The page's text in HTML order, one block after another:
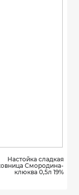
Настойка сладкая
Смородина-
клюква 0,5л 19%